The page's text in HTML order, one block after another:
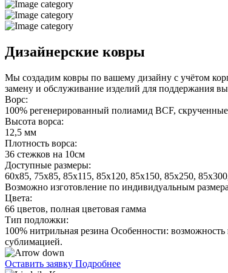
Дизайнерские ковры
Мы создадим ковры по вашему дизайну с учётом
замену и обслуживание изделий для поддержания
Ворс:
100% регенерированный полиамид BCF,
Высота ворса:
12,5 мм
Плотность ворса:
36 стежков на 10см
Доступные размеры:
60x85, 75x85, 85x115, 85x120, 85x150, 85x250,
Возможно изготовление по индивидуальным
Цвета:
66 цветов, полная цветовая гамма
Тип подложки:
100% нитрильная резина Особенности:
сублимацией.
Оставить заявку Подробнее